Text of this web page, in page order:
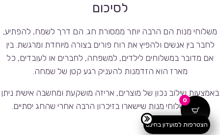
לסיכום
משלוחי מנות הם הרבה יותר ממסורת חג. הם דרך לשמח, להפתיע,
לחבר בין אנשים ולהפיץ את רוח פורים בצורה מיוחדת ומרגשת. בין
אם מדובר במשלוחים לילדים, למשפחה, לחברים או לעובדים, כל
מארז הוא הזדמנות להעניק רגע קטן של שמחה.
באמצעות שילוב נכון של מוצרים, אריזה מושקעת ומחשבה אישית ניתן
ליצור משלוחי מנות שיישארו בזיכרון הרבה אחרי שהחג יסתיים.
0
הצטרפות למועדון בחינם